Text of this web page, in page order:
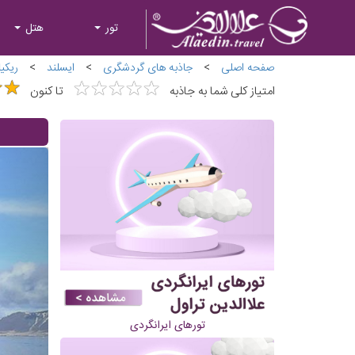
تور هتل
صفحه اصلی > جاذبه های گردشگری > ایسلند >
امتیاز کلی شما به جاذبه ★★★★★
★★★★★ تا کنون ★
★
تورهای ایرانگردی